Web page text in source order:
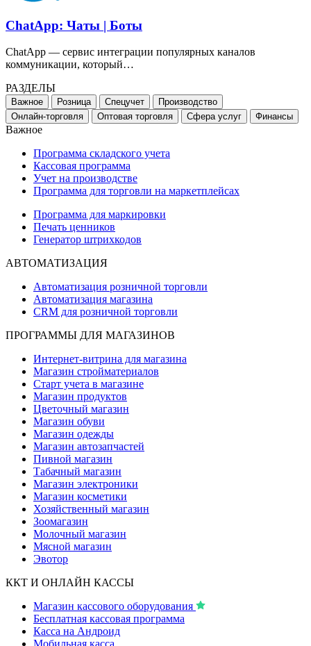
ChatApp: Чаты | Боты
ChatApp — сервис интеграции популярных каналов
коммуникации, который…
РАЗДЕЛЫ
Важное Розница Спецучет
Производство
Онлайн-торговля
Оптовая торговля Сфера услуг Финансы
Важное
Программа складского учета
Кассовая программа
Учет на производстве
Программа для торговли на маркетплейсах
Программа для маркировки
Печать ценников
Генератор штрихкодов
АВТОМАТИЗАЦИЯ
Автоматизация розничной торговли
Автоматизация магазина
CRM для розничной торговли
ПРОГРАММЫ ДЛЯ МАГАЗИНОВ
Интернет-витрина для магазина
Магазин стройматериалов
Старт учета в магазине
Магазин продуктов
Цветочный магазин
Магазин обуви
Магазин одежды
Магазин автозапчастей
Пивной магазин
Табачный магазин
Магазин электроники
Магазин косметики
Хозяйственный магазин
Зоомагазин
Молочный магазин
Мясной магазин
Эвотор
ККТ И ОНЛАЙН КАССЫ
Магазин кассового оборудования
Бесплатная кассовая программа
Касса на Андроид